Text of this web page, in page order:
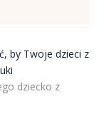
by Twoje dzieci z
dziecko z